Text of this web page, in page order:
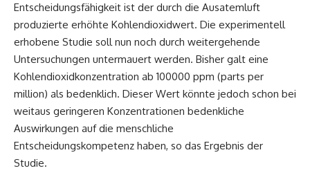
Entscheidungsfähigkeit ist der durch die Ausatemluft
produzierte erhöhte Kohlendioxidwert. Die experimentell
erhobene Studie soll nun noch durch weitergehende
Untersuchungen untermauert werden. Bisher galt eine
Kohlendioxidkonzentration ab 100000 ppm (parts per
million) als bedenklich. Dieser Wert könnte jedoch schon bei
weitaus geringeren Konzentrationen bedenkliche
Auswirkungen auf die menschliche
Entscheidungskompetenz haben, so das Ergebnis der
Studie.